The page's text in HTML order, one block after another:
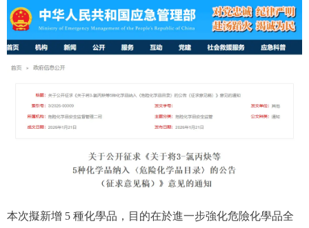
本次擬新增 5 種化學品，目的在於進一步強化危險化學品全